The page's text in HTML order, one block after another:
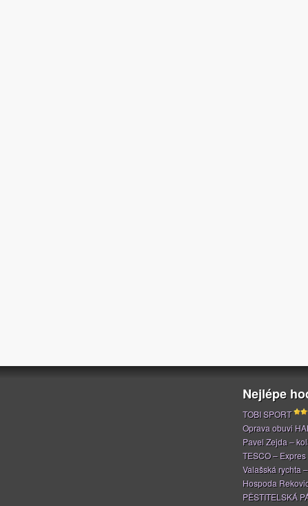
Nejlépe
TOBI SPORT
Oprava obuvi
Pavel Zejda –
TESCO – Expres
Valašská rychta
Hospoda
PĚSTITELSKÁ